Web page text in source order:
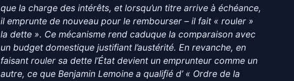
que la charge des intérêts, et lorsqu’un titre arrive à échéance,
il emprunte de nouveau pour le rembourser – il fait « rouler »
la dette ». Ce mécanisme rend caduque la comparaison avec
un budget domestique justifiant l’austérité. En revanche, en
faisant rouler sa dette l’État devient un emprunteur comme un
autre, ce que Benjamin Lemoine a qualiﬁé d’ « Ordre de la